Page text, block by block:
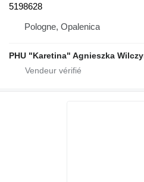
5198628
Pologne, Opalenica
PHU "Karetina" Agnieszka